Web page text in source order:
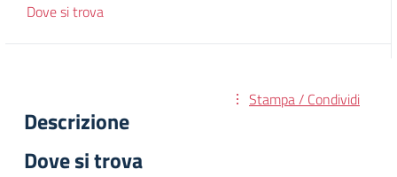
Dove si trova
Stampa / Condividi
Descrizione
Dove si trova